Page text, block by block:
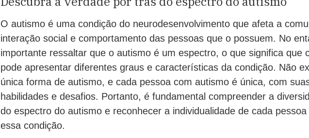
O autismo é uma condição do neurodesenvolvimento que afeta a
interação social e comportamento das pessoas que o possuem. No
importante ressaltar que o autismo é um espectro, o que significa que
pode apresentar diferentes graus e características da condição. Não
única forma de autismo, e cada pessoa com autismo é única, com
habilidades e desafios. Portanto, é fundamental compreender a
do espectro do autismo e reconhecer a individualidade de cada
essa condição.